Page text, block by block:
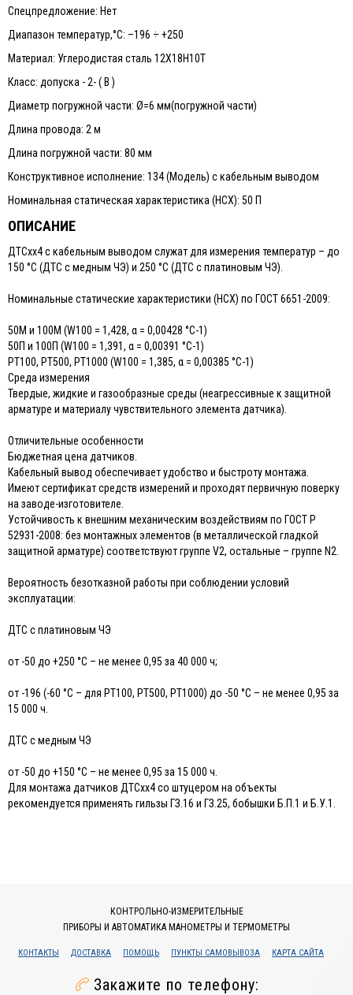
Спецпредложение: Нет
Диапазон температур,°С: –196 ÷ +250
Материал: Углеродистая сталь 12Х18Н10Т
Класс: допуска - 2- ( В )
Диаметр погружной части: Ø=6 мм(погружной части)
Длина провода: 2 м
Длина погружной части: 80 мм
Конструктивное исполнение: 134 (Модель) с кабельным выводом
Номинальная статическая характеристика (НСХ): 50 П
ОПИСАНИЕ
ДТСхх4 с кабельным выводом служат для измерения температур – до
150 °С (ДТС с медным ЧЭ) и 250 °С (ДТС с платиновым ЧЭ).
Номинальные статические характеристики (НСХ) по ГОСТ 6651-2009:
50М и 100М (W100 = 1,428, α = 0,00428 °С-1)
50П и 100П (W100 = 1,391, α = 0,00391 °С-1)
РТ100, РТ500, РТ1000 (W100 = 1,385, α = 0,00385 °С-1)
Среда измерения
Твердые, жидкие и газообразные среды (неагрессивные к защитной
арматуре и материалу чувствительного элемента датчика).
Отличительные особенности
Бюджетная цена датчиков.
Кабельный вывод обеспечивает удобство и быстроту монтажа.
Имеют сертификат средств измерений и проходят первичную поверку
на заводе-изготовителе.
Устойчивость к внешним механическим воздействиям по ГОСТ Р
52931-2008: без монтажных элементов (в металлической гладкой
защитной арматуре) соответствуют группе V2, остальные – группе N2.
Вероятность безотказной работы при соблюдении условий
эксплуатации:
ДТС с платиновым ЧЭ
от -50 до +250 °С – не менее 0,95 за 40 000 ч;
от -196 (-60 °С – для РТ100, РТ500, РТ1000) до -50 °С – не менее 0,95 за
15 000 ч.
ДТС с медным ЧЭ
от -50 до +150 °С – не менее 0,95 за 15 000 ч.
Для монтажа датчиков ДТСхх4 со штуцером на объекты
рекомендуется применять гильзы ГЗ.16 и ГЗ.25, бобышки Б.П.1 и Б.У.1.
КОНТРОЛЬНО-ИЗМЕРИТЕЛЬНЫЕ
ПРИБОРЫ И АВТОМАТИКА МАНОМЕТРЫ И ТЕРМОМЕТРЫ
КОНТАКТЫ ДОСТАВКА ПОМОЩЬ ПУНКТЫ САМОВЫВОЗА КАРТА САЙТА
Закажите по телефону: